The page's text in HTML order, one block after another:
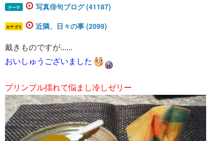
テーマ 写真俳句ブログ (41187)
カテゴリ 近隣、日々の事 (2099)
戴きものですが......
おいしゅうございました
プリンプル揺れて悩まし冷しゼリー